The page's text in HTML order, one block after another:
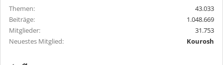
Themen
43.033
Beiträge
1.048.669
Mitglieder
31.753
Neuestes Mitglied
Kourosh